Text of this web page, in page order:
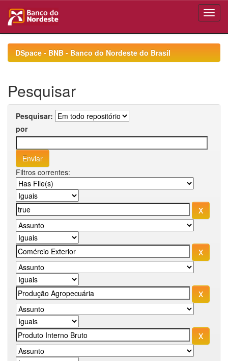
navigationDSpace - BNB - Banco do Nordeste do Brasil
Pesquisar
Pesquisar:
por
Filtros correntes: